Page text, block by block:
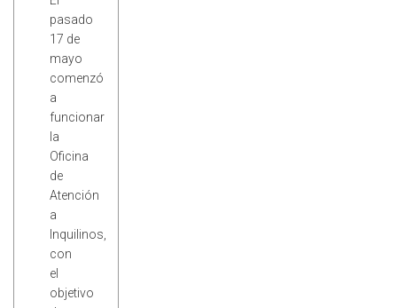
pasado
17 de
mayo
comenzó
a
funcionar
la
Oficina
de
Atención
a
Inquilinos,
con
el
objetivo